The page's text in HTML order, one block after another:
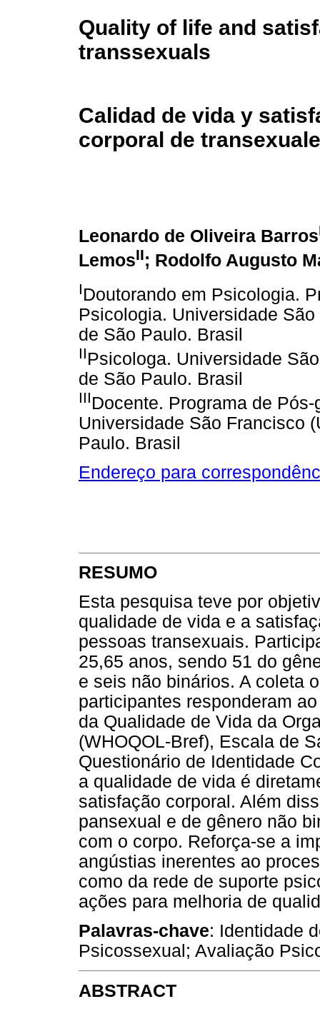
Quality of life and
transsexuals
Calidad de vida y
corporal de
Leonardo de Oliveira Barros
LemosII; Rodolfo Augusto
IDoutorando em Psicologia.
Psicologia. Universidade
de São Paulo. Brasil
IIPsicologa. Universidade
de São Paulo. Brasil
IIIDocente. Programa de
Universidade São Francisco
Paulo. Brasil
Endereço para
RESUMO
Esta pesquisa teve por
qualidade de vida e a
pessoas transexuais.
25,65 anos, sendo 51 do
e seis não binários. A coleta
participantes responderam
da Qualidade de Vida da
(WHOQOL-Bref), Escala de
Questionário de Identidade
a qualidade de vida é
satisfação corporal. Além
pansexual e de gênero não
com o corpo. Reforça-se a
angústias inerentes ao
como da rede de suporte
ações para melhoria de
Palavras-chave: Identidade
Psicossexual; Avaliação
ABSTRACT